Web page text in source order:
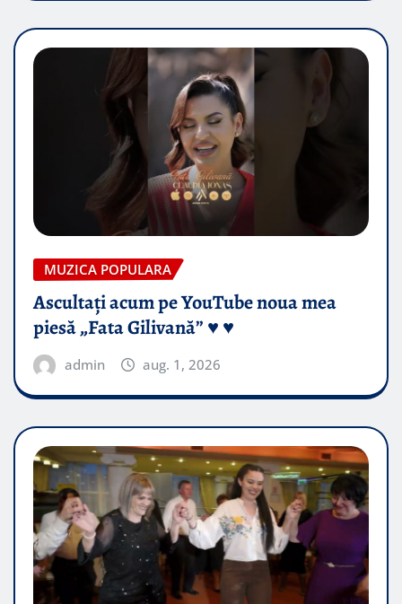
MUZICA POPULARA
Ascultați acum pe YouTube noua mea
piesă „Fata Gilivană” ♥️ ♥️
admin aug. 1, 2026